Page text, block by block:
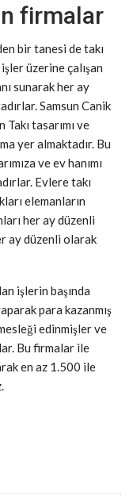
firmalar
bir tanesi de takı
üzerine çalışan
sunarak her ay
Samsun Canik
tasarımı ve
yer almaktadır. Bu
ve ev hanımı
Evlere takı
elemanların
her ay düzenli
ay düzenli olarak
işlerin başında
para kazanmış
edinmişler ve
Bu firmalar ile
en az 1.500 ile